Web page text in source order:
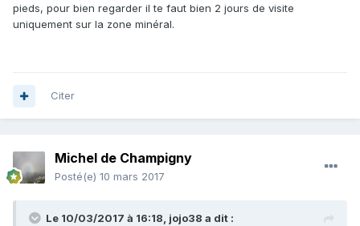
pieds, pour bien regarder il te faut bien 2 jours de visite
uniquement sur la zone minéral.
Citer
Michel de Champigny
Posté(e) 10 mars 2017
Le 10/03/2017 à 16:18, jojo38 a dit :